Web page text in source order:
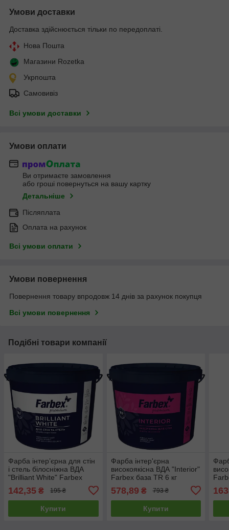
Умови доставки
Доставка здійснюється тільки по передоплаті.
Нова Пошта
Магазини Rozetka
Укрпошта
Самовивіз
Всі умови доставки
Умови оплати
Ви отримаєте замовлення
або гроші повернуться на вашу картку
Детальніше
Післяплата
Оплата на рахунок
Всі умови оплати
Умови повернення
Повернення товару впродовж 14 днів за рахунок покупця
Всі умови повернення
Подібні товари компанії
Фарба інтер’єрна для стін
і стель білосніжна ВДА
"Brilliant White" Farbex
142,35 ₴ 195 ₴
Купити
Фарба інтер'єрна
високоякісна ВДА "Interior"
Farbex база TR 6 кг
578,89 ₴ 793 ₴
Купити